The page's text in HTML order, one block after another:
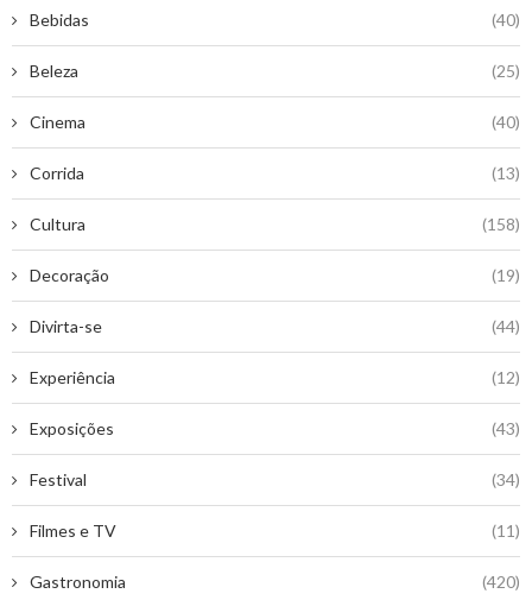
Bebidas (40)
Beleza (25)
Cinema (40)
Corrida (13)
Cultura (158)
Decoração (19)
Divirta-se (44)
Experiência (12)
Exposições (43)
Festival (34)
Filmes e TV (11)
Gastronomia (420)